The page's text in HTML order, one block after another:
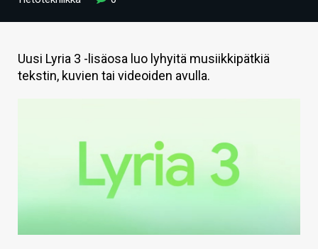
VIDEOT
TIETOA
Uusi Lyria 3 -lisäosa luo lyhyitä musiikkipätkiä
tekstin, kuvien tai videoiden avulla.